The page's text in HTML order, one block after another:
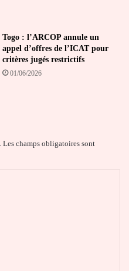
Togo : l’ARCOP annule un
appel d’offres de l’ICAT pour
critères jugés restrictifs
01/06/2026
Les champs obligatoires sont